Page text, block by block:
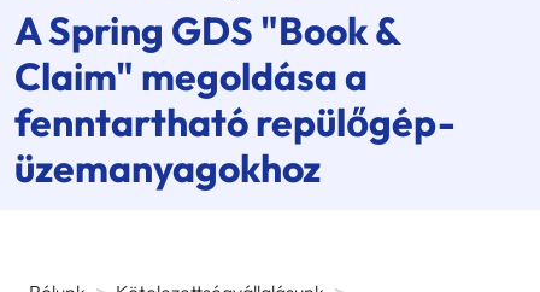
ASpring GDS "Book &
Claim" megoldása a
fenntartható repülőgép-
üzemanyagokhoz